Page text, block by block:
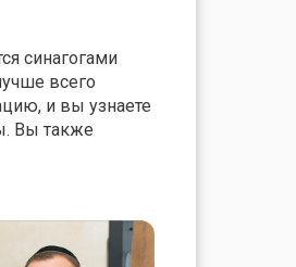
синагогами
всего
и вы узнаете
Вы также